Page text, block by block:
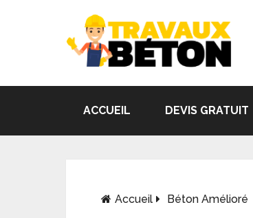
ACCUEIL DEVIS GRATUIT
Accueil Béton Amélioré